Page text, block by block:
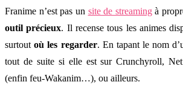
Franime n’est pas un site de streamingà
outil précieux. Il recense tous les animes
surtoutoù les regarder. En tapant le nom
tout de suite si elle est sur Crunchyroll,
(enfin feu-Wakanim…), ou ailleurs.